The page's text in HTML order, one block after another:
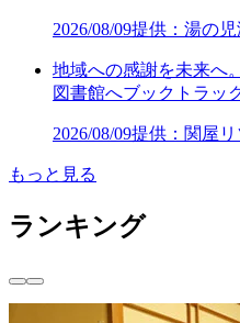
2026/08/09提供：湯の
地域への感謝を未来へ
図書館へブックトラッ
2026/08/09提供：関屋リ
もっと見る
ランキング